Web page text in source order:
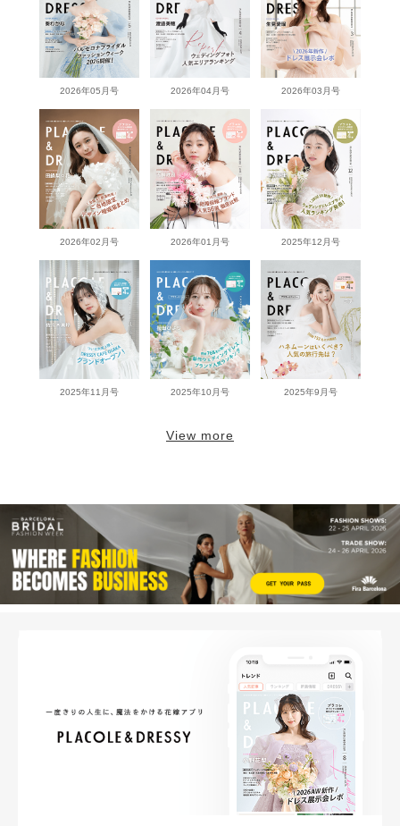
2026年05月号 2026年04月号 2026年03月号
2026年02月号 2026年01月号 2025年12月号
2025年11月号 2025年10月号 2025年9月号
View more